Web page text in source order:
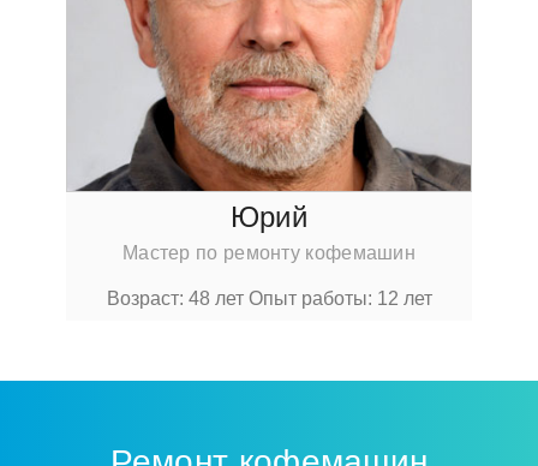
Юрий
Мастер по ремонту кофемашин
Возраст: 48 летОпыт работы: 12 лет